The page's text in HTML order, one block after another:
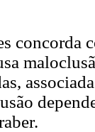
concorda